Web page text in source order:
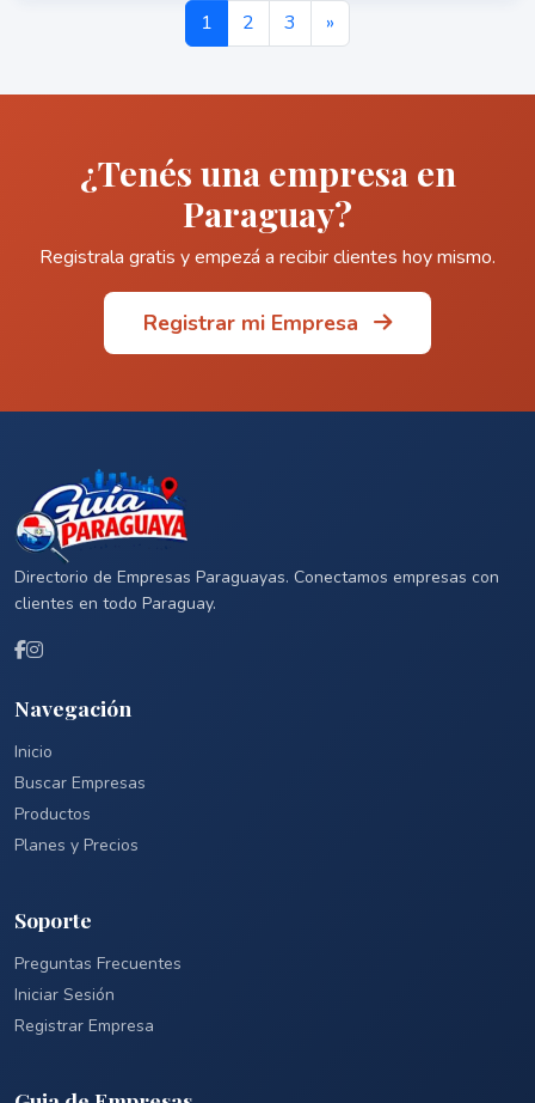
1 2 3 »
¿Tenés una empresa en
Paraguay?
Registrala gratis y empezá a recibir clientes hoy mismo.
Registrar mi Empresa
Directorio de Empresas Paraguayas. Conectamos empresas con
clientes en todo Paraguay.
Navegación
Inicio
Buscar Empresas
Productos
Planes y Precios
Soporte
Preguntas Frecuentes
Iniciar Sesión
Registrar Empresa